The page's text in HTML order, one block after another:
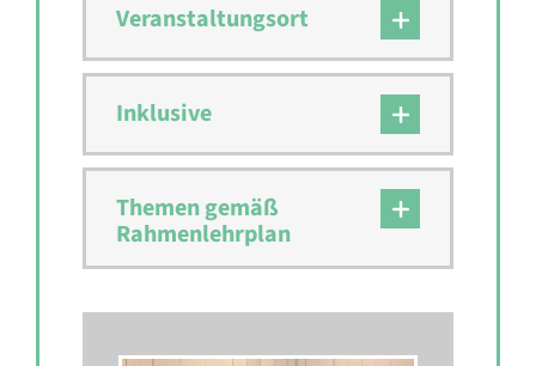
Veranstaltungsort
Inklusive
Themen gemäß
Rahmenlehrplan